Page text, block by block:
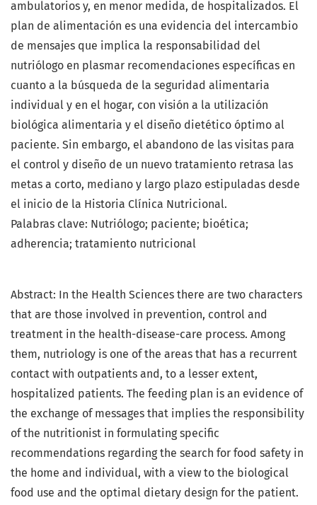
ambulatorios y, en menor medida, de hospitalizados. El
plan de alimentación es una evidencia del intercambio
de mensajes que implica la responsabilidad del
nutriólogo en plasmar recomendaciones específicas en
cuanto a la búsqueda de la seguridad alimentaria
individual y en el hogar, con visión a la utilización
biológica alimentaria y el diseño dietético óptimo al
paciente. Sin embargo, el abandono de las visitas para
el control y diseño de un nuevo tratamiento retrasa las
metas a corto, mediano y largo plazo estipuladas desde
el inicio de la Historia Clínica Nutricional.
Palabras clave: Nutriólogo; paciente; bioética;
adherencia; tratamiento nutricional
Abstract: In the Health Sciences there are two characters
that are those involved in prevention, control and
treatment in the health-disease-care process. Among
them, nutriology is one of the areas that has a recurrent
contact with outpatients and, to a lesser extent,
hospitalized patients. The feeding plan is an evidence of
the exchange of messages that implies the responsibility
of the nutritionist in formulating specific
recommendations regarding the search for food safety in
the home and individual, with a view to the biological
food use and the optimal dietary design for the patient.